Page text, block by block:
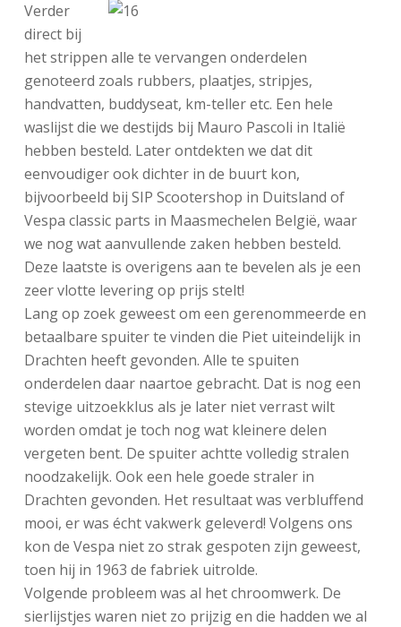
Verder
direct bij
het strippen alle te vervangen onderdelen
genoteerd zoals rubbers, plaatjes, stripjes,
handvatten, buddyseat, km-teller etc. Een hele
waslijst die we destijds bij Mauro Pascoli in Italië
hebben besteld. Later ontdekten we dat dit
eenvoudiger ook dichter in de buurt kon,
bijvoorbeeld bij SIP Scootershop in Duitsland of
Vespa classic parts in Maasmechelen België, waar
we nog wat aanvullende zaken hebben besteld.
Deze laatste is overigens aan te bevelen als je een
zeer vlotte levering op prijs stelt!
Lang op zoek geweest om een gerenommeerde en
betaalbare spuiter te vinden die Piet uiteindelijk in
Drachten heeft gevonden. Alle te spuiten
onderdelen daar naartoe gebracht. Dat is nog een
stevige uitzoekklus als je later niet verrast wilt
worden omdat je toch nog wat kleinere delen
vergeten bent. De spuiter achtte volledig stralen
noodzakelijk. Ook een hele goede straler in
Drachten gevonden. Het resultaat was verbluffend
mooi, er was écht vakwerk geleverd! Volgens ons
kon de Vespa niet zo strak gespoten zijn geweest,
toen hij in 1963 de fabriek uitrolde.
Volgende probleem was al het chroomwerk. De
sierlijstjes waren niet zo prijzig en die hadden we al